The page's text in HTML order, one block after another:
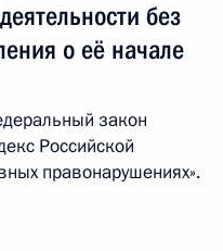
без
о её начале
закон
Российской
правонарушениях».